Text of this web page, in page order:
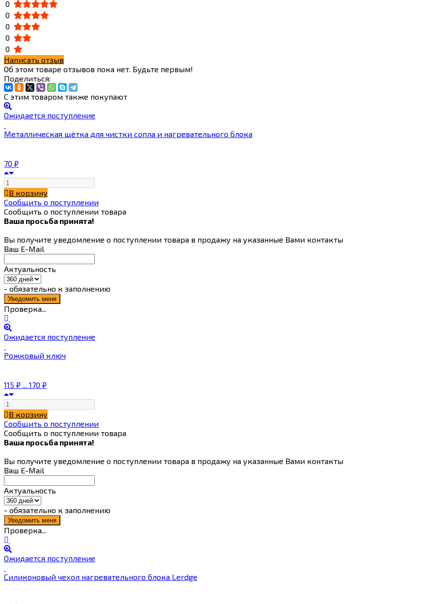
0
0
0
0
0
Написать отзыв
Об этом товаре отзывов пока нет. Будьте первым!
Поделиться:
С этим товаром также покупают
Ожидается поступление
Металлическая щётка для чистки сопла и нагревательного блока
70 ₽
В корзину
Сообщить о поступлении
Сообщить о поступлении товара
Ваша просьба принята!
Вы получите уведомление о поступлении товара в продажу на указанные Вами контакты
Ваш E-Mail
Актуальность
- обязательно к заполнению
Проверка...
Ожидается поступление
Рожковый ключ
115 ₽ ... 170 ₽
В корзину
Сообщить о поступлении
Сообщить о поступлении товара
Ваша просьба принята!
Вы получите уведомление о поступлении товара в продажу на указанные Вами контакты
Ваш E-Mail
Актуальность
- обязательно к заполнению
Проверка...
Ожидается поступление
Силиконовый чехол нагревательного блока Lerdge